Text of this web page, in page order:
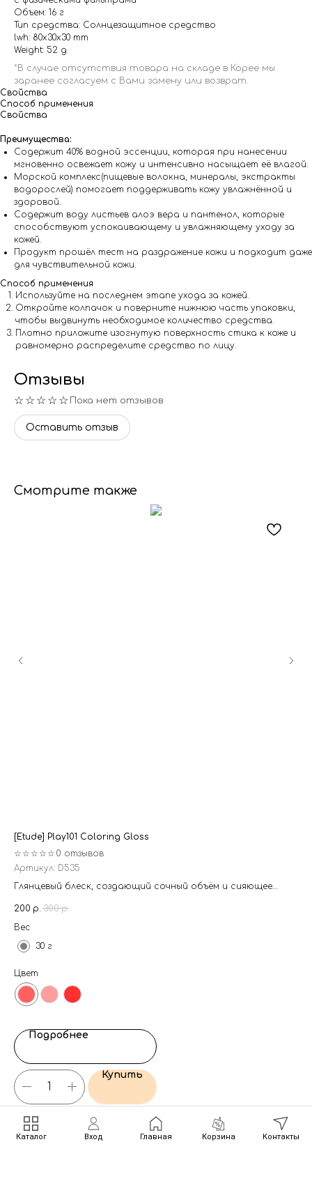
Каталог Вход Главная Корзина Контакты
Объем: 16 г
Тип средства: Солнцезащитное средство
lwh: 80x30x30 mm
Weight: 52 g
Свойства
Способ применения
Свойства
Преимущества:
Содержит 40% водной эссенции, которая при нанесении
мгновенно освежает кожу и интенсивно насыщает её влагой.
Морской комплекс(пищевые волокна, минералы, экстракты
водорослей) помогает поддерживать кожу увлажнённой и
здоровой.
Содержит воду листьев алоэ вера и пантенол, которые
способствуют успокаивающему и увлажняющему уходу за
кожей.
Продукт прошёл тест на раздражение кожи и подходит даже
для чувствительной кожи.
Способ применения
Используйте на последнем этапе ухода за кожей.
Откройте колпачок и поверните нижнюю часть упаковки,
чтобы выдвинуть необходимое количество средства.
Плотно приложите изогнутую поверхность стика к коже и
равномерно распределите средство по лицу.
Отзывы
☆☆☆☆☆ Пока нет отзывов
Оставить отзыв
Смотрите также
[Etude] Play101 Coloring Gloss
☆☆☆☆☆ 0 отзывов
Артикул: D535
Глянцевый блеск, создающий сочный объём и сияющее
200 р. 300 р.
Вес
30 г
Цвет
Подробнее
Купить